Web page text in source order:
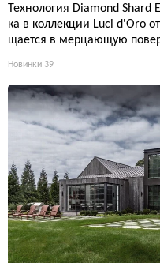
Технология Diamond Shard
ка в коллекции Luci d'Oro
щается в мерцающую
Новинки 39